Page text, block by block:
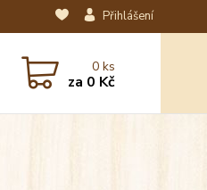
Přihlášení
0ks
za 0 Kč